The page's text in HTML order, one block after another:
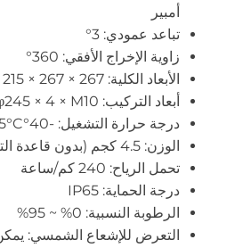
أمبير
تباعد عمودي: 3°
زاوية الإخراج الأفقي: 360°
الأبعاد الكلية: 267 × 267 × 215 ملم
أبعاد التركيب: φ245 × 4 × M10
درجة حرارة التشغيل: -40°C ~ +55°C
الوزن: 4.5 كجم (بدون قاعدة التركيب)
تحمل الرياح: 240 كم/ساعة
درجة الحماية: IP65
الرطوبة النسبية: 0% ~ 95%
التعرض للإشعاع الشمسي: